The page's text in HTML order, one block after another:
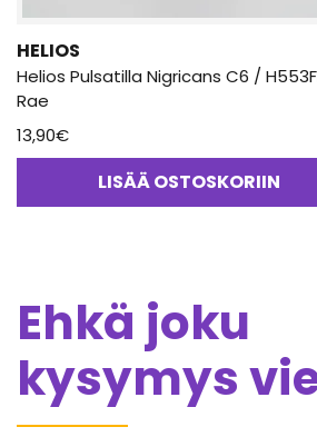
HELIOS
Helios Pulsatilla Nigricans C6 /
Rae
13,90€
LISÄÄ OSTOSKORIIN
Ehkä joku
kysymys